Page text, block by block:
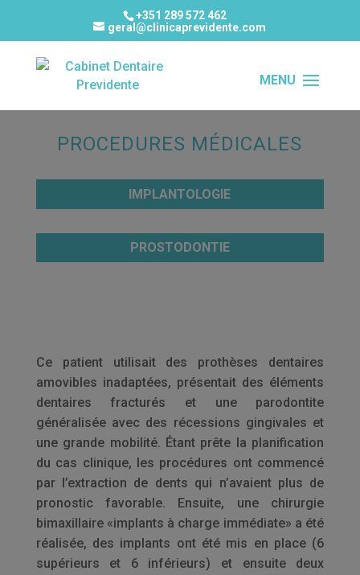
+351 289 572 462
geral@clinicaprevidente.com
PROCEDURES MÉDICALES
IMPLANTOLOGIE
PROSTODONTIE
Ce patient utilisait des prothèses dentaires
amovibles inadaptées, présentait des éléments
dentaires fracturés et une parodontite
généralisée avec des récessions gingivales et
une grande mobilité. Étant prête la planification
du cas clinique, les procédures ont commencé
par l’extraction de dents qui n’avaient plus de
pronostic favorable. Ensuite, une chirurgie
bimaxillaire «implants à charge immédiate» a été
réalisée, des implants ont été mis en place (6
supérieurs et 6 inférieurs) et ensuite deux